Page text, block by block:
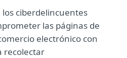
los ciberdelincuentes
las páginas de
electrónico con
recolectar